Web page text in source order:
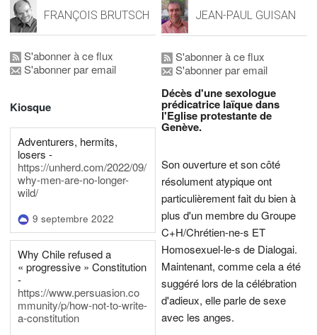
FRANÇOIS BRUTSCH
S'abonner à ce flux
S'abonner par email
Kiosque
Adventurers, hermits,
losers -
https://unherd.com/2022/09/
why-men-are-no-longer-
wild/
9 septembre 2022
Why Chile refused a
« progressive » Constitution
-
https://www.persuasion.co
mmunity/p/how-not-to-write-
a-constitution
JEAN-PAUL GUISAN
S'abonner à ce flux
S'abonner par email
Décès d'une sexologue
prédicatrice laïque dans
l'Eglise protestante de
Genève.
Son ouverture et son côté
résolument atypique ont
particulièrement fait du bien à
plus d'un membre du Groupe
C+H/Chrétien-ne-s ET
Homosexuel-le-s de Dialogai.
Maintenant, comme cela a été
suggéré lors de la célébration
d'adieux, elle parle de sexe
avec les anges.